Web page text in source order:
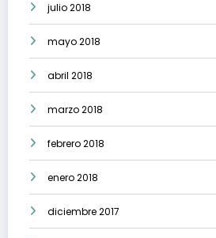
julio 2018
mayo 2018
abril 2018
marzo 2018
febrero 2018
enero 2018
diciembre 2017